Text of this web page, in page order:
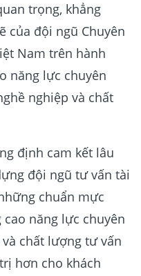
trọng, khẳng
của đội ngũ Chuyên
Nam trên hành
năng lực chuyên
nghiệp và chất
định cam kết lâu
đội ngũ tư vấn tài
chuẩn mực
năng lực chuyên
chất lượng tư vấn
hơn cho khách